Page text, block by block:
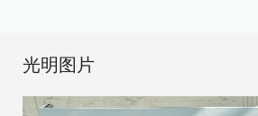
光明图片